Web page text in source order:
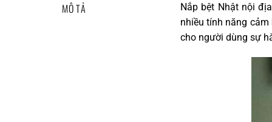
MÔ TẢ
Nắp bệt Nhật nội
nhiều tính năng
cho người dùng sự